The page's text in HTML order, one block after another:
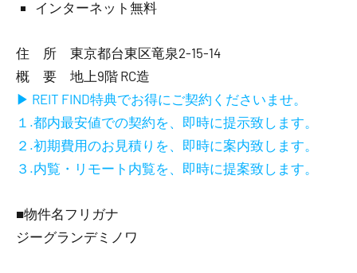
インターネット無料
住 所 東京都台東区竜泉2-15-14
概 要 地上9階 RC造
▶ REIT FIND特典でお得にご契約くださいませ。
１.都内最安値での契約を、即時に提示致します。
２.初期費用のお見積りを、即時に案内致します。
３.内覧・リモート内覧を、即時に提案致します。
■物件名フリガナ
ジーグランデミノワ